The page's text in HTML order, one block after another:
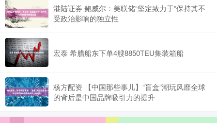
港陆证券 鲍威尔：美联储“坚定致力于”保持其不
受政治影响的独立性
宏泰 希腊船东下单4艘8850TEU集装箱船
杨方配资 【中国那些事儿】“盲盒”潮玩风靡全球
的背后是中国品牌吸引力的提升